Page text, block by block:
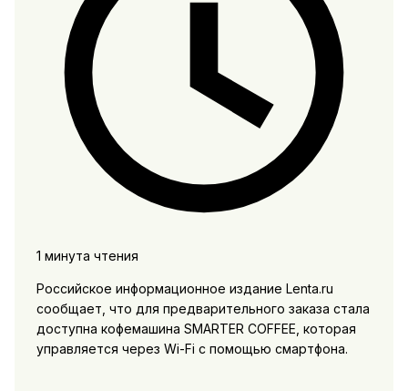
1 минута чтения
Российское информационное издание Lenta.ru
сообщает, что для предварительного заказа стала
доступна кофемашина SMARTER COFFEE, которая
управляется через Wi-Fi с помощью смартфона.